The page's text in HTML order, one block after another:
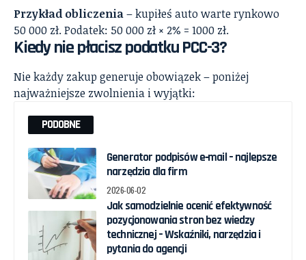
Przykład obliczenia– kupiłeś auto warte rynkowo
50 000 zł. Podatek: 50 000 zł × 2% = 1000 zł.
Kiedy nie płacisz podatku PCC-3?
Nie każdy zakup generuje obowiązek – poniżej
najważniejsze zwolnienia i wyjątki:
PODOBNE
Generator podpisów e‑mail – najlepsze
narzędzia dla firm
2026-06-02
Jak samodzielnie ocenić efektywność
pozycjonowania stron bez wiedzy
technicznej – Wskaźniki, narzędzia i
pytania do agencji